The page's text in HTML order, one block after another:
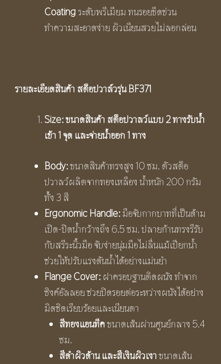
Coatingระดับพรีเมียม ทนรอยขีดข่วน
ทำความสะอาดง่าย ผิวเนียนสวยไม่ลอกล่อน
รายละเอียดสินค้า สต็อปวาล์วรุ่นBF371
Size:ขนาดสินค้า สต็อปวาลว์แบบ2 ทางรับน้ำ
เข้า 1 จุด และจ่ายน้ำออก 1 ทาง
Body:ขนาดสินค้าทรงสูง 10 ซม. ตัวสต็อ
ปวาลว์ผลิตจากทองเหลือง น้ำหนัก 200 กรัม
ทั้ง 3 สี
Ergonomic Handle:มือจับกากบาทที่เป็นด้าม
เปิด-ปิดน้ำกว้างถึง 6.5 ซม. ปลายก้านทรงรีรับ
กับสรีระนิ้วมือ จับง่ายนุ่มมือไม่ลื่นแม้เปียกน้ำ
ช่วยให้ปรับแรงดันน้ำได้อย่างแม่นยำ
Flange Cover: ฝาครอบฐานติดผนัง ทำจาก
ซิงค์อัลลอย ช่วยปิดรอยต่อระหว่างผนังได้อย่าง
มิดชิดเรียบร้อยและเนียนตา
สีทองแอนทีคขนาดเส้นผ่านศูนย์กลาง 5.4
ซม.
สีดำผิวด้าน และสีเงินผิวเงาขนาดเส้น